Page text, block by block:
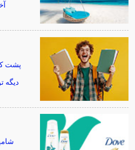
پشت
دیگه